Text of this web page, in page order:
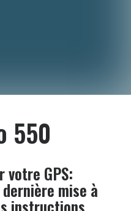
550
GPS:
mise à
instructions